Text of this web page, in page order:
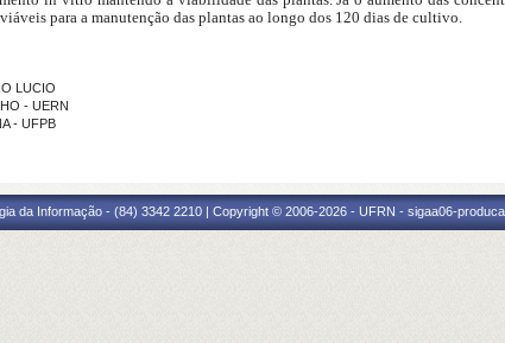
para a manutenção das plantas ao longo dos 120 dias de cultivo.
LUCIO
- UERN
- UFPB
da Informação - (84) 3342 2210 | Copyright © 2006-2026 - UFRN - sigaa06-